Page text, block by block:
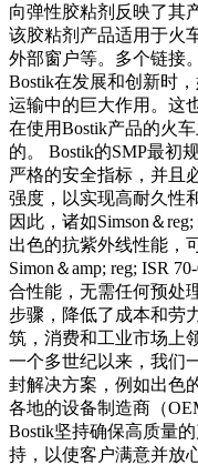
向弹性胶粘剂反映了其
该胶粘剂产品适用于火
外部窗户等。多个链接。
Bostik在发展和创新时
运输中的巨大作用。这
在使用Bostik产品的火
的。 Bostik的SMP最初
严格的安全指标，并且
强度，以实现高耐久性
因此，诸如Simson＆
出色的抗紫外线性能，
Simon＆amp; reg; ISR
合性能，无需任何预处
步骤，降低了成本和劳
筑，消费和工业市场上
一个多世纪以来，我们
封解决方案，例如出色
各地的设备制造商（
Bostik坚持确保高质量
持，以使客户满意并放心